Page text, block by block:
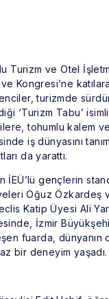
ve Otel
Kongresi’ne
turizmde
‘Turizm Tabu’
tohumlu kalem
iş dünyasını
da yarattı.
gençlerin
Oğuz Özkardeş
Katip Üyesi Ali
İzmir
fuarda, dünyanın
bir deneyim yaşadı.